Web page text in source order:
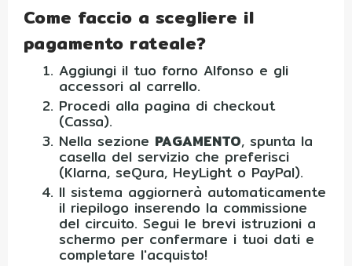
Come faccio a scegliere il
pagamento rateale?
Aggiungi il tuo forno Alfonso e gli
accessori al carrello.
Procedi alla pagina di checkout
(Cassa).
Nella sezione PAGAMENTO, spunta la
casella del servizio che preferisci
(Klarna, seQura, HeyLight o PayPal).
Il sistema aggiornerà automaticamente
il riepilogo inserendo la commissione
del circuito. Segui le brevi istruzioni a
schermo per confermare i tuoi dati e
completare l'acquisto!